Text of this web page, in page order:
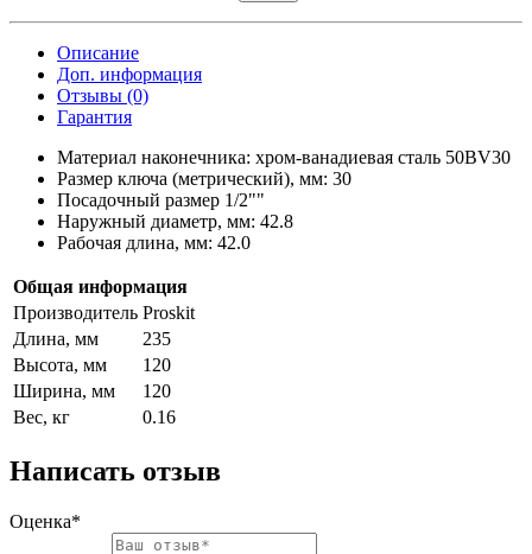
Описание
Доп. информация
Отзывы (0)
Гарантия
Материал наконечника: хром-ванадиевая сталь 50BV30
Размер ключа (метрический), мм: 30
Посадочный размер 1/2""
Наружный диаметр, мм: 42.8
Рабочая длина, мм: 42.0
Общая информация
Производитель Proskit
Длина, мм
235
Высота, мм
120
Ширина, мм
120
Вес, кг
0.16
Написать отзыв
Оценка*